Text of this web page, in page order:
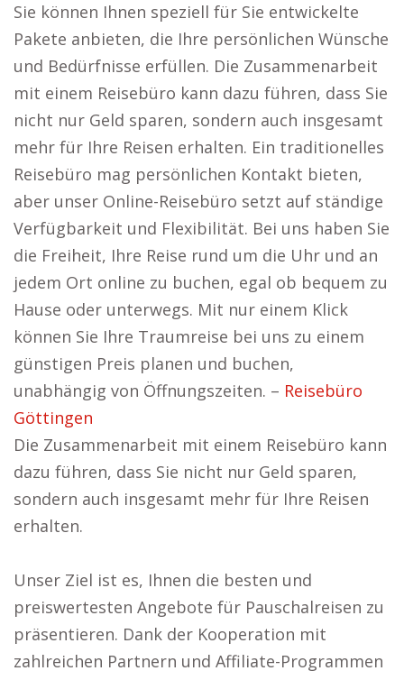
Sie können Ihnen speziell für Sie entwickelte
Pakete anbieten, die Ihre persönlichen Wünsche
und Bedürfnisse erfüllen. Die Zusammenarbeit
mit einem Reisebüro kann dazu führen, dass Sie
nicht nur Geld sparen, sondern auch insgesamt
mehr für Ihre Reisen erhalten. Ein traditionelles
Reisebüro mag persönlichen Kontakt bieten,
aber unser Online-Reisebüro setzt auf ständige
Verfügbarkeit und Flexibilität. Bei uns haben Sie
die Freiheit, Ihre Reise rund um die Uhr und an
jedem Ort online zu buchen, egal ob bequem zu
Hause oder unterwegs. Mit nur einem Klick
können Sie Ihre Traumreise bei uns zu einem
günstigen Preis planen und buchen,
unabhängig von Öffnungszeiten. – Reisebüro
Göttingen
Die Zusammenarbeit mit einem Reisebüro kann
dazu führen, dass Sie nicht nur Geld sparen,
sondern auch insgesamt mehr für Ihre Reisen
erhalten.
Unser Ziel ist es, Ihnen die besten und
preiswertesten Angebote für Pauschalreisen zu
präsentieren. Dank der Kooperation mit
zahlreichen Partnern und Affiliate-Programmen